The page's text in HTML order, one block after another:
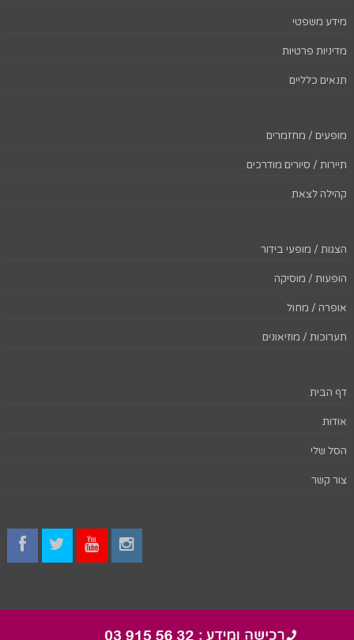
מידע משפטי
מדיניות פרטיות
תנאים כלליים
מופעים / מחזמרים
תיירות / סיורים מודרכים
קהילה לצאת
הצגות / מופעי בידור
הופעות / מוסיקה
אופרה / מחול
תערוכות / מוזיאונים
דף הבית
אודות
הסל שלי
צור קשר